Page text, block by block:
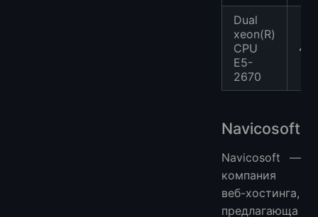
Dual
xeon(R)
CPU
E5-
2670
4
Navicosoft
Navicosoft —
компания
веб-хостинга,
предлагающа